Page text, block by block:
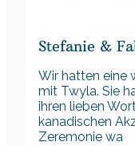
Stefanie &
Wir hatten eine
mit Twyla. Sie
ihren lieben
kanadischen
Zeremonie wa